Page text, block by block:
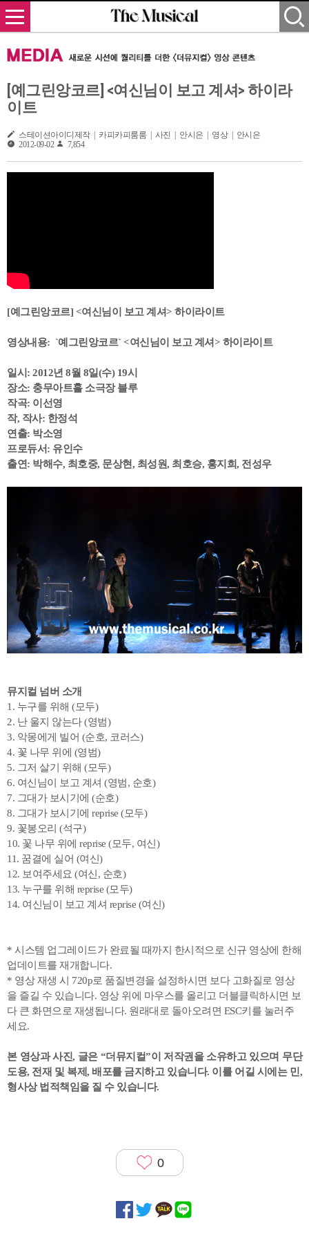
[예그린앙코르] <여신님이 보고 계셔> 하이라
이트
스테이션아이디제작 | 카피카피룸룸 | 사진 | 안시은 | 영상 | 안시은
2012-09-02
7,854
[예그린앙코르] <여신님이 보고 계셔> 하이라이트
영상내용: `예그린앙코르` <여신님이 보고 계셔> 하이라이트
일시: 2012년 8월 8일(수) 19시
장소: 충무아트홀 소극장 블루
작곡: 이선영
작, 작사: 한정석
연출: 박소영
프로듀서: 유인수
출연: 박해수, 최호중, 문상현, 최성원, 최호승, 홍지희, 전성우
뮤지컬 넘버 소개
1. 누구를 위해 (모두)
2. 난 울지 않는다 (영범)
3. 악몽에게 빌어 (순호, 코러스)
4. 꽃 나무 위에 (영범)
5. 그저 살기 위해 (모두)
6. 여신님이 보고 계셔 (영범, 순호)
7. 그대가 보시기에 (순호)
8. 그대가 보시기에 reprise (모두)
9. 꽃봉오리 (석구)
10. 꽃 나무 위에 reprise (모두, 여신)
11. 꿈결에 실어 (여신)
12. 보여주세요 (여신, 순호)
13. 누구를 위해 reprise (모두)
14. 여신님이 보고 계셔 reprise (여신)
* 시스템 업그레이드가 완료될 때까지 한시적으로 신규 영상에 한해
업데이트를 재개합니다.
* 영상 재생 시 720p로 품질변경을 설정하시면 보다 고화질로 영상
을 즐길 수 있습니다. 영상 위에 마우스를 올리고 더블클릭하시면 보
다 큰 화면으로 재생됩니다. 원래대로 돌아오려면 ESC키를 눌러주
세요.
본 영상과 사진, 글은 “더뮤지컬”이 저작권을 소유하고 있으며 무단
도용, 전재 및 복제, 배포를 금지하고 있습니다. 이를 어길 시에는 민,
형사상 법적책임을 질 수 있습니다.
0